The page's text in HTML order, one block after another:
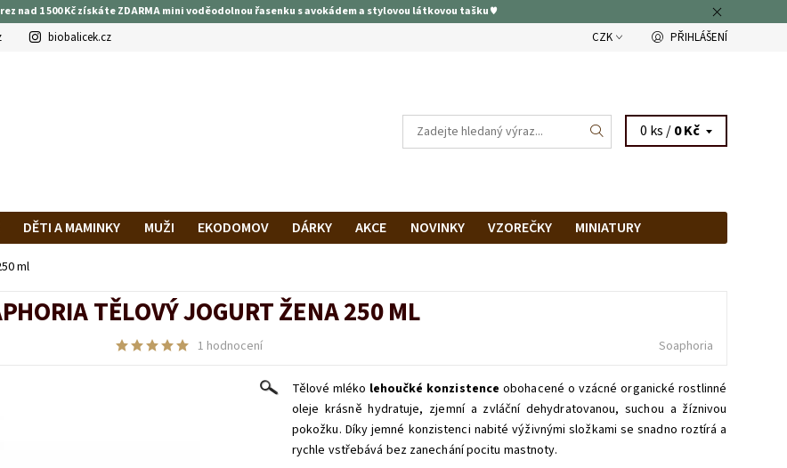
nad 1 500 Kč získáte ZDARMA mini voděodolnou řasenku s avokádem a stylovou látkovou tašku ♥
biobalicek.cz CZK PŘIHLÁŠENÍ
0 ks /0 Kč
DĚTI A MAMINKY MUŽI EKODOMOV DÁRKY AKCE NOVINKY VZOREČKY
MINIATURY
A PLATBA
ml
TĚLOVÝ JOGURT ŽENA 250 ML
1 hodnocení Soaphoria
Tělové mléko lehoučké konzistence obohacené o vzácné organické rostlinné
oleje krásně hydratuje, zjemní a zvláční dehydratovanou, suchou a žíznivou
pokožku. Díky jemné konzistenci nabité výživnými složkami se snadno roztírá a
rychle vstřebává bez zanechání pocitu mastnoty.